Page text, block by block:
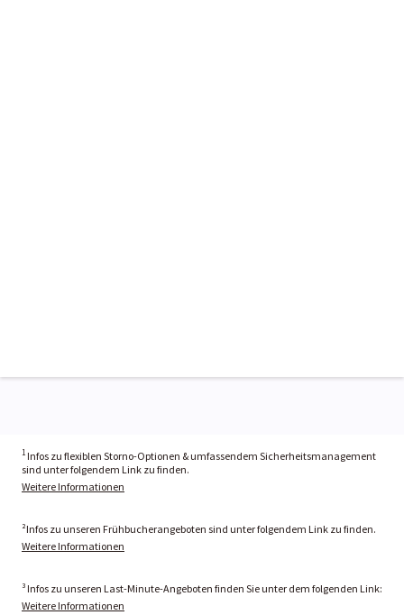
1 Infos zu flexiblen Storno-Optionen & umfassendem Sicherheitsmanagement
sind unter folgendem Link zu finden.
Weitere Informationen
²Infos zu unseren Frühbucherangeboten sind unter folgendem Link zu finden.
Weitere Informationen
³ Infos zu unseren Last-Minute-Angeboten finden Sie unter dem folgenden Link:
Weitere Informationen